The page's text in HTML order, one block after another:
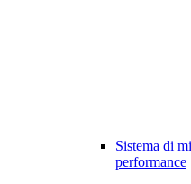
Sistema di
performance